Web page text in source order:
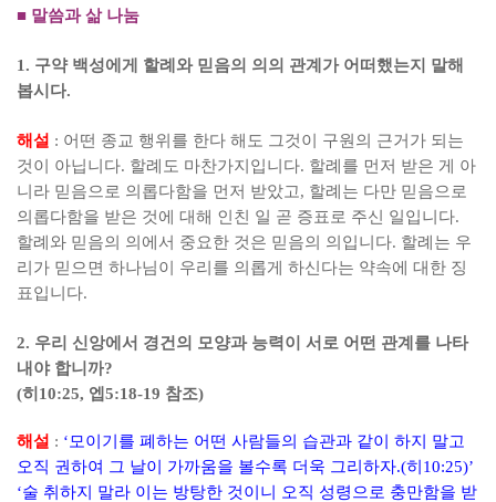
■ 말씀과 삶 나눔
1. 구약 백성에게 할례와 믿음의 의의 관계가 어떠했는지 말해
봅시다.
해설 : 어떤 종교 행위를 한다 해도 그것이 구원의 근거가 되는
것이 아닙니다. 할례도 마찬가지입니다. 할례를 먼저 받은 게 아
니라 믿음으로 의롭다함을 먼저 받았고, 할례는 다만 믿음으로
의롭다함을 받은 것에 대해 인친 일 곧 증표로 주신 일입니다.
할례와 믿음의 의에서 중요한 것은 믿음의 의입니다. 할례는 우
리가 믿으면 하나님이 우리를 의롭게 하신다는 약속에 대한 징
표입니다.
2. 우리 신앙에서 경건의 모양과 능력이 서로 어떤 관계를 나타
내야 합니까?
(히 10:25, 엡5:18-19 참조)
해설 : ‘모이기를 폐하는 어떤 사람들의 습관과 같이 하지 말고
오직 권하여 그 날이 가까움을 볼수록 더욱 그리하자.(히 10:25)’
‘술 취하지 말라 이는 방탕한 것이니 오직 성령으로 충만함을 받